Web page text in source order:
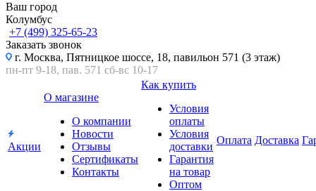
Ваш город
Колумбус
+7 (499) 325-65-23
Заказать звонок
г. Москва, Пятницкое шоссе, 18, павильон 571 (3 этаж)
пн-пт 9-18, пав. 571 сб-вс 10-17
Акции
О магазине
О компании
Новости
Отзывы
Сертификаты
Контакты
Как купить
Условия
оплаты
Условия
доставки
Гарантия
на товар
Оптом
Оплата Доставка